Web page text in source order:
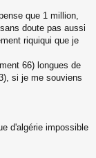
que 1 million,
doute pas aussi
riquiqui que je
66) longues de
si je me souviens
d'algérie impossible